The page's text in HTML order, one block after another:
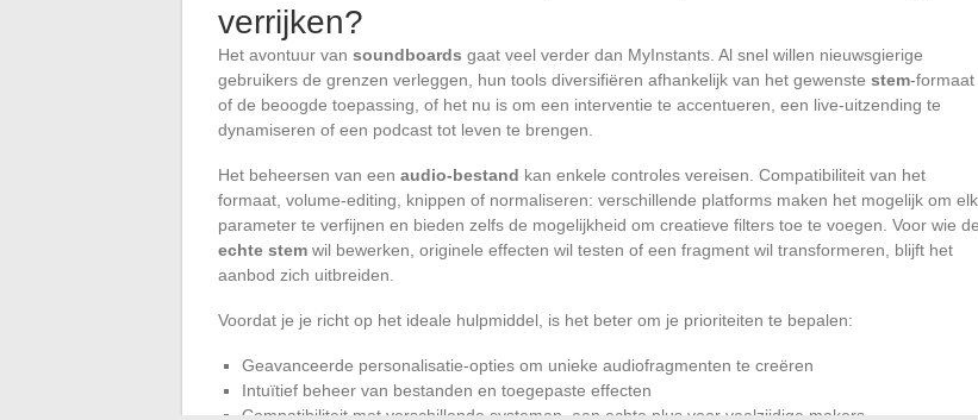
verrijken?
Het avontuur van soundboards gaat veel verder dan MyInstants. Al snel willen nieuwsgierige
gebruikers de grenzen verleggen, hun tools diversifiëren afhankelijk van het gewenste stem-formaat
of de beoogde toepassing, of het nu is om een interventie te accentueren, een live-uitzending te
dynamiseren of een podcast tot leven te brengen.
Het beheersen van een audio-bestand kan enkele controles vereisen. Compatibiliteit van het
formaat, volume-editing, knippen of normaliseren: verschillende platforms maken het mogelijk om elk
parameter te verfijnen en bieden zelfs de mogelijkheid om creatieve filters toe te voegen. Voor wie de
echte stem wil bewerken, originele effecten wil testen of een fragment wil transformeren, blijft het
aanbod zich uitbreiden.
Voordat je je richt op het ideale hulpmiddel, is het beter om je prioriteiten te bepalen:
Geavanceerde personalisatie-opties om unieke audiofragmenten te creëren
Intuïtief beheer van bestanden en toegepaste effecten
Compatibiliteit met verschillende systemen, een echte plus voor veelzijdige makers